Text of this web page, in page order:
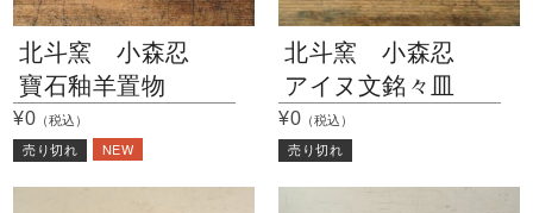
北斗窯 小森忍
寶石釉羊置物
¥0 （税込）
売り切れ NEW
北斗窯 小森忍
アイヌ文銘々皿
¥0 （税込）
売り切れ